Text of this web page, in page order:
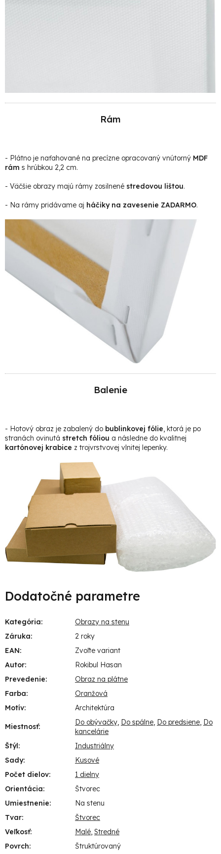
Rám
- Plátno je naťahované na precízne opracovaný vnútorný MDF
rám s hrúbkou 2,2 cm.
- Väčšie obrazy majú rámy zosilnené stredovou lištou.
- Na rámy pridávame aj háčiky na zavesenie ZADARMO.
Balenie
- Hotový obraz je zabalený do bublinkovej fólie, ktorá je po
stranách ovinutá stretch fóliou a následne do kvalitnej
kartónovej krabice z trojvrstvovej vlnitej lepenky.
Dodatočné parametre
Kategória:
Obrazy na stenu
Záruka:
2 roky
EAN:
Zvoľte variant
Autor:
Rokibul Hasan
Prevedenie:
Obraz na plátne
Farba:
Oranžová
Motív: Architektúra
Miestnosť: Do obývačky, Do spálne, Do predsiene, Do
kancelárie
Štýl:
Industriálny
Sady:
Kusové
Počet dielov:
1 dielny
Orientácia:
Štvorec
Umiestnenie:
Na stenu
Tvar:
Štvorec
Veľkosť: Malé, Stredné
Povrch: Štruktúrovaný